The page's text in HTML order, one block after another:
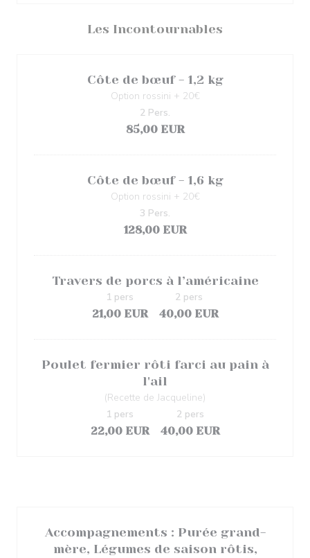
Les Incontournables
Côte de bœuf - 1,2 kg
Option rossini + 20€
85,00 EUR
2 Pers.
Côte de bœuf - 1,6 kg
Option rossini + 20€
128,00 EUR
3 Pers.
Travers de porcs à l’américaine
21,00 EUR
1 pers
40,00 EUR
2 pers
Poulet fermier rôti farci au pain à
l'ail
(Recette de Jacqueline)
22,00 EUR
1 pers
40,00 EUR
2 pers
Accompagnements : Purée grand-
mère, Légumes de saison rôtis,